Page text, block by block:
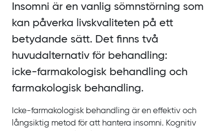
Insomni är en vanlig sömnstörning som
kan påverka livskvaliteten på ett
betydande sätt. Det finns två
huvudalternativ för behandling:
icke‍-‍farmakologisk behandling och
farmakologisk behandling.
Icke-farmakologisk behandling är en effektiv och
långsiktig metod för att hantera insomni. Kognitiv